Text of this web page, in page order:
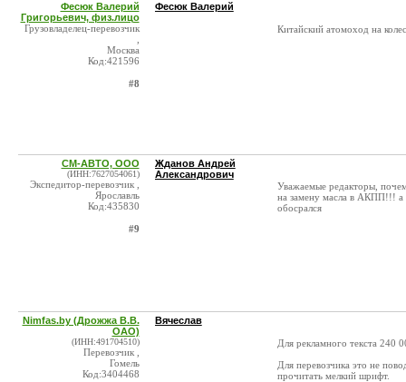
Фесюк Валерий
Григорьевич, физ.лицо
Грузовладелец-перевозчик
Москва
Код:421596
#8
Фесюк Валерий
Китайский атомоход на
СМ-АВТО, ООО
(ИНН:7627054061)
Экспедитор-перевозчик ,
Ярославль
Код:435830
#9
Жданов Андрей
Александрович
Уважаемые редакторы,
на замену масла в АКПП!!! а
обосрался
Nimfas.by (Дрожжа В.В.
ОАО)
(ИНН:491704510)
Перевозчик ,
Гомель
Код:3404468
Вячеслав
Для рекламного текста 240
Для перевозчика это не
прочитать мелкий шрифт.